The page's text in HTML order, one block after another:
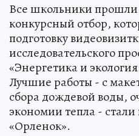
Все школьники прошли
конкурсный отбор,
подготовку
исследовательского
«Энергетика и
Лучшие работы - с
сбора дождевой воды,
экономии тепла - стали
«Орленок».